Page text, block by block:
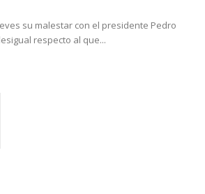
su malestar con el presidente Pedro
respecto al que...